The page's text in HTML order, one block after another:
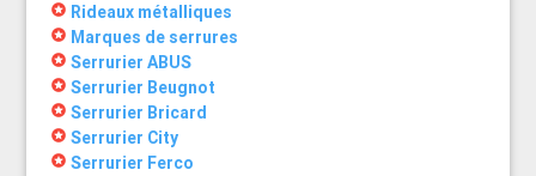
stars Rideaux métalliques
stars Marques de serrures
stars Serrurier ABUS
stars Serrurier Beugnot
stars Serrurier Bricard
stars Serrurier City
stars Serrurier Ferco